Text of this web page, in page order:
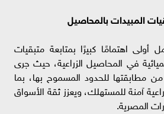
المبيدات بالمحاصيل
اهتمامًا كبيرًا بمتابعة متبقيات
في المحاصيل الزراعية، حيث جرى
للتأكد من مطابقتها للحدود المسموح بها، بما
آمنة للمستهلك، ويعزز ثقة الأسواق
المصرية.